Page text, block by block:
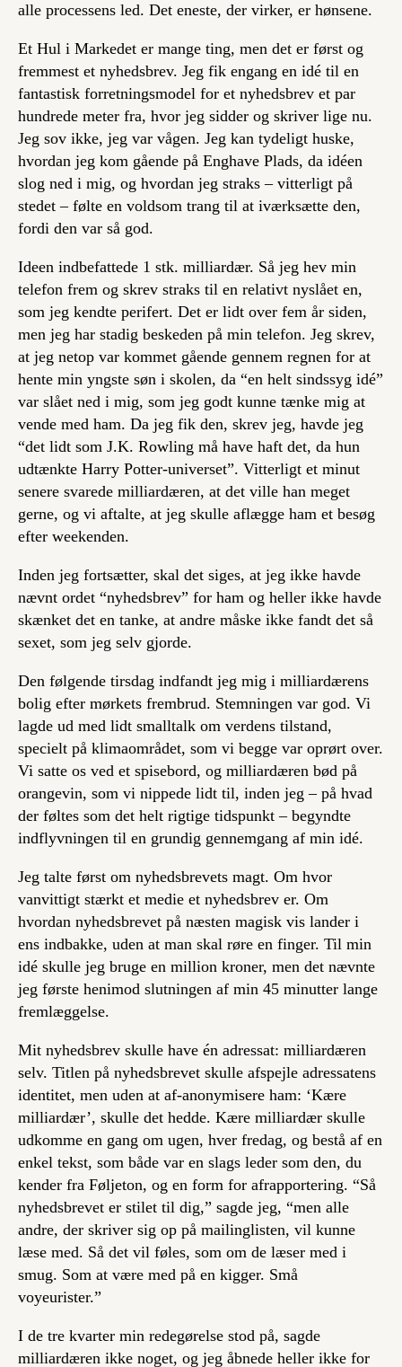
alle processens led. Det eneste, der virker, er hønsene.
Et Hul i Markedet er mange ting, men det er først og
fremmest et nyhedsbrev. Jeg fik engang en idé til en
fantastisk forretningsmodel for et nyhedsbrev et par
hundrede meter fra, hvor jeg sidder og skriver lige nu.
Jeg sov ikke, jeg var vågen. Jeg kan tydeligt huske,
hvordan jeg kom gående på Enghave Plads, da idéen
slog ned i mig, og hvordan jeg straks – vitterligt på
stedet – følte en voldsom trang til at iværksætte den,
fordi den var så god.
Ideen indbefattede 1 stk. milliardær. Så jeg hev min
telefon frem og skrev straks til en relativt nyslået en,
som jeg kendte perifert. Det er lidt over fem år siden,
men jeg har stadig beskeden på min telefon. Jeg skrev,
at jeg netop var kommet gående gennem regnen for at
hente min yngste søn i skolen, da “en helt sindssyg idé”
var slået ned i mig, som jeg godt kunne tænke mig at
vende med ham. Da jeg fik den, skrev jeg, havde jeg
“det lidt som J.K. Rowling må have haft det, da hun
udtænkte Harry Potter-universet”. Vitterligt et minut
senere svarede milliardæren, at det ville han meget
gerne, og vi aftalte, at jeg skulle aflægge ham et besøg
efter weekenden.
Inden jeg fortsætter, skal det siges, at jeg ikke havde
nævnt ordet “nyhedsbrev” for ham og heller ikke havde
skænket det en tanke, at andre måske ikke fandt det så
sexet, som jeg selv gjorde.
Den følgende tirsdag indfandt jeg mig i milliardærens
bolig efter mørkets frembrud. Stemningen var god. Vi
lagde ud med lidt smalltalk om verdens tilstand,
specielt på klimaområdet, som vi begge var oprørt over.
Vi satte os ved et spisebord, og milliardæren bød på
orangevin, som vi nippede lidt til, inden jeg – på hvad
der føltes som det helt rigtige tidspunkt – begyndte
indflyvningen til en grundig gennemgang af min idé.
Jeg talte først om nyhedsbrevets magt. Om hvor
vanvittigt stærkt et medie et nyhedsbrev er. Om
hvordan nyhedsbrevet på næsten magisk vis lander i
ens indbakke, uden at man skal røre en finger. Til min
idé skulle jeg bruge en million kroner, men det nævnte
jeg første henimod slutningen af min 45 minutter lange
fremlæggelse.
Mit nyhedsbrev skulle have én adressat: milliardæren
selv. Titlen på nyhedsbrevet skulle afspejle adressatens
identitet, men uden at af-anonymisere ham: ‘Kære
milliardær’, skulle det hedde. Kære milliardær skulle
udkomme en gang om ugen, hver fredag, og bestå af en
enkel tekst, som både var en slags leder som den, du
kender fra Føljeton, og en form for afrapportering. “Så
nyhedsbrevet er stilet til dig,” sagde jeg, “men alle
andre, der skriver sig op på mailinglisten, vil kunne
læse med. Så det vil føles, som om de læser med i
smug. Som at være med på en kigger. Små
voyeurister.”
I de tre kvarter min redegørelse stod på, sagde
milliardæren ikke noget, og jeg åbnede heller ikke for